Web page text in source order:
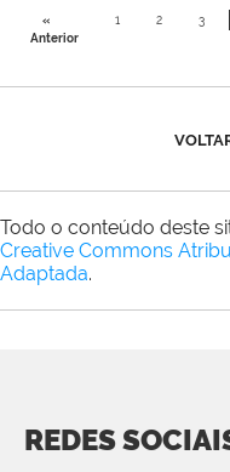
«
Anterior
1 2 3
Todo o conteúdo deste
Creative Commons
Adaptada.
REDES